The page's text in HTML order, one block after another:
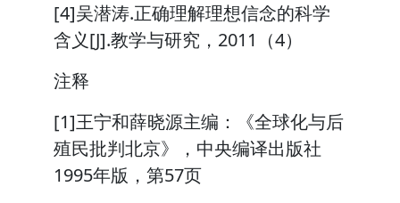
[4]吴潜涛.正确理解理想信念的科学
含义[J].教学与研究，2011（4）
注释
[1]王宁和薛晓源主编：《全球化与后
殖民批判北京》，中央编译出版社
1995年版，第57页